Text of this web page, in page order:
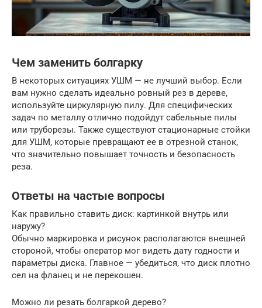
Чем заменить болгарку
В некоторых ситуациях УШМ — не лучший выбор. Если
вам нужно сделать идеально ровный рез в дереве,
используйте циркулярную пилу. Для специфических
задач по металлу отлично подойдут сабельные пилы
или труборезы. Также существуют стационарные стойки
для УШМ, которые превращают ее в отрезной станок,
что значительно повышает точность и безопасность
реза.
Ответы на частые вопросы
Как правильно ставить диск: картинкой внутрь или
наружу?
Обычно маркировка и рисунок располагаются внешней
стороной, чтобы оператор мог видеть дату годности и
параметры диска. Главное — убедиться, что диск плотно
сел на фланец и не перекошен.
Можно ли резать болгаркой дерево?